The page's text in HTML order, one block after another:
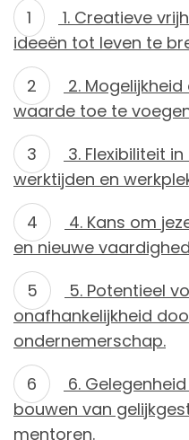
1. Creatieve
ideeën tot leven te
2.
waarde toe te
3. Flexibiliteit
werktijden en
4. Kans om
en nieuwe
5. Potentieel
onafhankelijkheid
ondernemerschap.
6.
bouwen van
mentoren.